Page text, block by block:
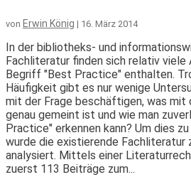
von Erwin König | 16. März 2014
In der bibliotheks- und
Fachliteratur finden sich relativ viele
Begriff "Best Practice" enthalten.
Häufigkeit gibt es nur wenige
mit der Frage beschäftigen, was mit
genau gemeint ist und wie man
Practice" erkennen kann? Um dies
wurde die existierende Fachliteratur
analysiert. Mittels einer
zuerst 113 Beiträge zum...